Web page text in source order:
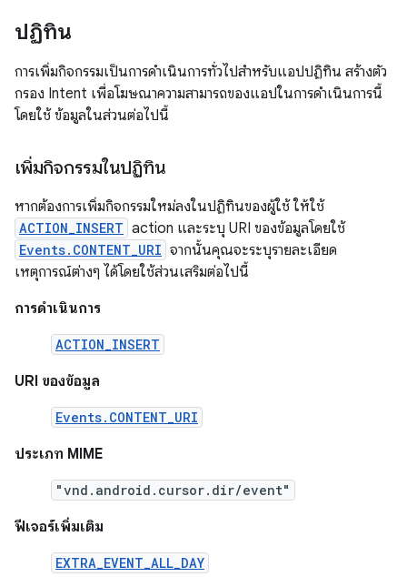
ปฏิทิน
การเพิ่มกิจกรรมเป็นการดำเนินการทั่วไปสำหรับแอปปฏิทิน สร้างตัว
กรอง Intent เพื่อโฆษณาความสามารถของแอปในการดำเนินการนี้
โดยใช้ ข้อมูลในส่วนต่อไปนี้
เพิ่มกิจกรรมในปฏิทิน
หากต้องการเพิ่มกิจกรรมใหม่ลงในปฏิทินของผู้ใช้ ให้ใช้
ACTION_INSERT action และระบุ URI ของข้อมูลโดยใช้
Events.CONTENT_URI จากนั้นคุณจะระบุรายละเอียด
เหตุการณ์ต่างๆ ได้โดยใช้ส่วนเสริมต่อไปนี้
การดำเนินการ
ACTION_INSERT
URI ของข้อมูล
Events.CONTENT_URI
ประเภท MIME
"vnd.android.cursor.dir/event"
ฟีเจอร์เพิ่มเติม
EXTRA_EVENT_ALL_DAY